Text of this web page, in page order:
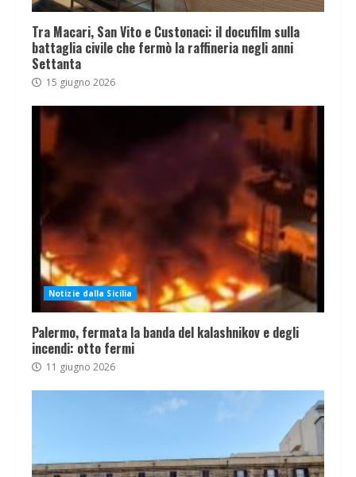
Tra Macari, San Vito e Custonaci: il docufilm sulla
battaglia civile che fermò la raffineria negli anni
Settanta
15 giugno 2026
Notizie dalla Sicilia
Palermo, fermata la banda del kalashnikov e degli
incendi: otto fermi
11 giugno 2026